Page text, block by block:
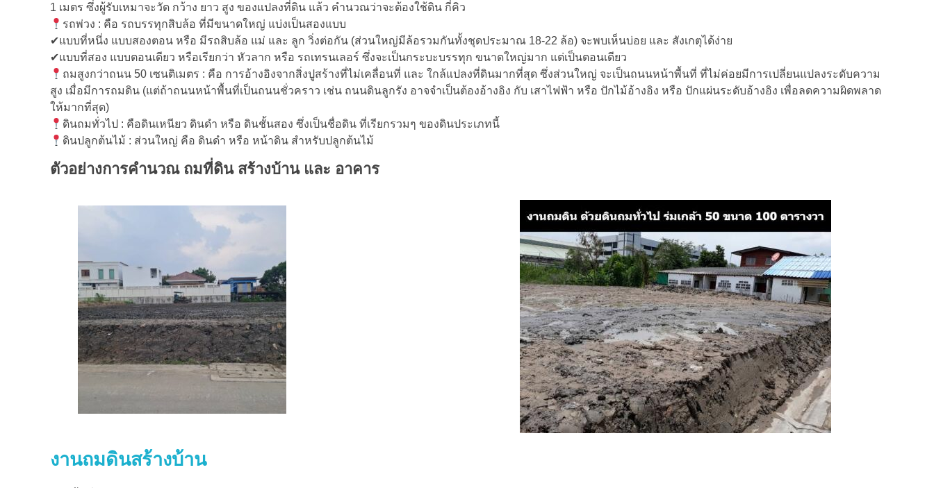
1 เมตร ซึ่งผู้รับเหมาจะวัด กว้าง ยาว สูง ของแปลงที่ดิน แล้ว คำนวณว่าจะต้องใช้ดิน กี่คิว
รถพ่วง : คือ รถบรรทุกสิบล้อ ที่มีขนาดใหญ่ แบ่งเป็นสองแบบ
✔แบบที่หนึ่ง แบบสองตอน หรือ มีรถสิบล้อ แม่ และ ลูก วิ่งต่อกัน (ส่วนใหญ่มีล้อรวมกันทั้งชุดประมาณ 18-22 ล้อ) จะพบเห็นบ่อย และ สังเกตุได้ง่าย
✔แบบที่สอง แบบตอนเดียว หรือเรียกว่า หัวลาก หรือ รถเทรนเลอร์ ซึ่งจะเป็นกระบะบรรทุก ขนาดใหญ่มาก แต่เป็นตอนเดียว
ถมสูงกว่าถนน 50 เซนติเมตร : คือ การอ้างอิงจากสิ่งปูสร้างที่ไม่เคลื่อนที่ และ ใกล้แปลงที่ดินมากที่สุด ซึ่งส่วนใหญ่ จะเป็นถนนหน้าพื้นที่ ที่ไม่ค่อยมีการเปลี่ยนแปลงระดับความ
สูง เมื่อมีการถมดิน (แต่ถ้าถนนหน้าพื้นที่เป็นถนนชั่วคราว เช่น ถนนดินลูกรัง อาจจำเป็นต้องอ้างอิง กับ เสาไฟฟ้า หรือ ปักไม้อ้างอิง หรือ ปักแผ่นระดับอ้างอิง เพื่อลดความผิดพลาด
ให้มากที่สุด)
ดินถมทั่วไป : คือดินเหนียว ดินดำ หรือ ดินชั้นสอง ซึ่งเป็นชื่อดิน ที่เรียกรวมๆ ของดินประเภทนี้
ดินปลูกต้นไม้ : ส่วนใหญ่ คือ ดินดำ หรือ หน้าดิน สำหรับปลูกต้นไม้
ตัวอย่างการคำนวณ ถมที่ดิน สร้างบ้าน และ อาคาร
งานถมดินสร้างบ้าน